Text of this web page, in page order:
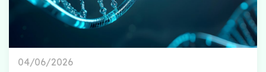
04/06/2026